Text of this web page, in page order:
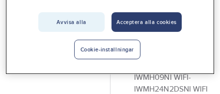
Reservdelar
Innova H
IWMH09NI WIFI-
IWMH24N2DSNI WIFI
Avvisa alla Acceptera alla cookies
Cookie-inställningar